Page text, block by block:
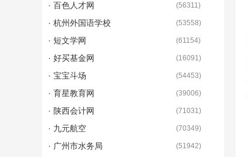
· 百色人才网 (56311)
· 杭州外国语学校 (53558)
· 短文学网 (61154)
· 好买基金网 (16091)
· 宝宝斗场 (54453)
· 育星教育网 (39006)
· 陕西会计网 (71031)
· 九元航空 (70349)
· 广州市水务局 (51942)